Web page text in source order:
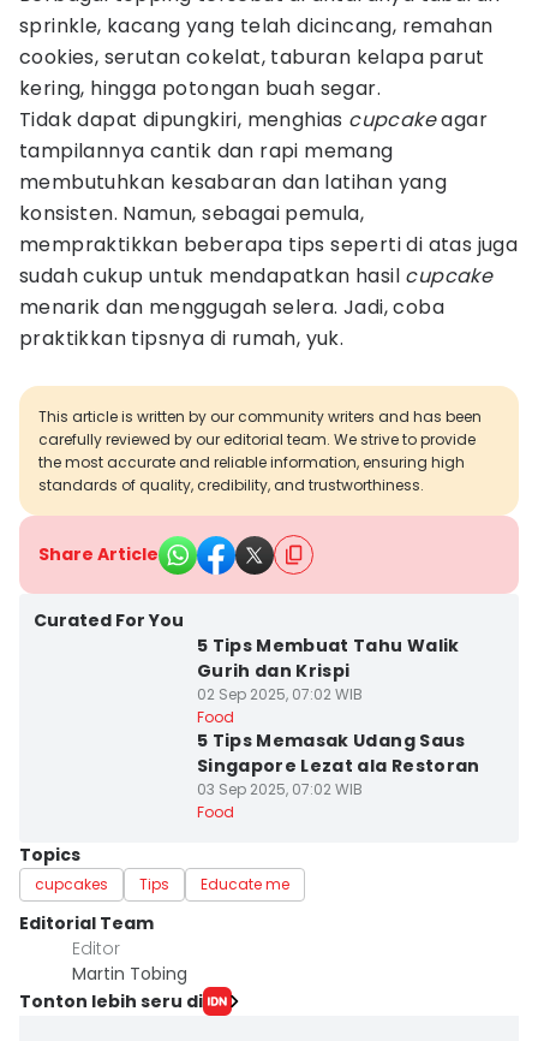
sprinkle, kacang yang telah dicincang, remahan
cookies, serutan cokelat, taburan kelapa parut
kering, hingga potongan buah segar.
Tidak dapat dipungkiri, menghias cupcakeagar
tampilannya cantik dan rapi memang
membutuhkan kesabaran dan latihan yang
konsisten. Namun, sebagai pemula,
mempraktikkan beberapa tips seperti di atas juga
sudah cukup untuk mendapatkan hasil cupcake
menarik dan menggugah selera. Jadi, coba
praktikkan tipsnya di rumah, yuk.
This article is written by our community writers and has been
carefully reviewed by our editorial team. We strive to provide
the most accurate and reliable information, ensuring high
standards of quality, credibility, and trustworthiness.
Share Article
Curated For You
5 Tips Membuat Tahu Walik
Gurih dan Krispi
02 Sep 2025, 07:02 WIB
Food
5 Tips Memasak Udang Saus
Singapore Lezat ala Restoran
03 Sep 2025, 07:02 WIB
Food
Topics
cupcakes Tips Educate me
Editorial Team
Editor
Martin Tobing
Tonton lebih seru di